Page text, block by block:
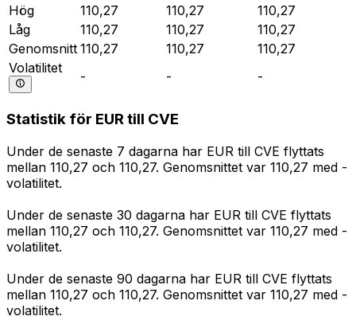
Hög
110,27 110,27
110,27
Låg
110,27 110,27
110,27
Genomsnitt 110,27 110,27
110,27
Volatilitet
- - -
Statistik för EUR till CVE
Under de senaste 7 dagarna har EUR till CVE flyttats
mellan 110,27 och 110,27. Genomsnittet var 110,27 med -
volatilitet.
Under de senaste 30 dagarna har EUR till CVE flyttats
mellan 110,27 och 110,27. Genomsnittet var 110,27 med -
volatilitet.
Under de senaste 90 dagarna har EUR till CVE flyttats
mellan 110,27 och 110,27. Genomsnittet var 110,27 med -
volatilitet.